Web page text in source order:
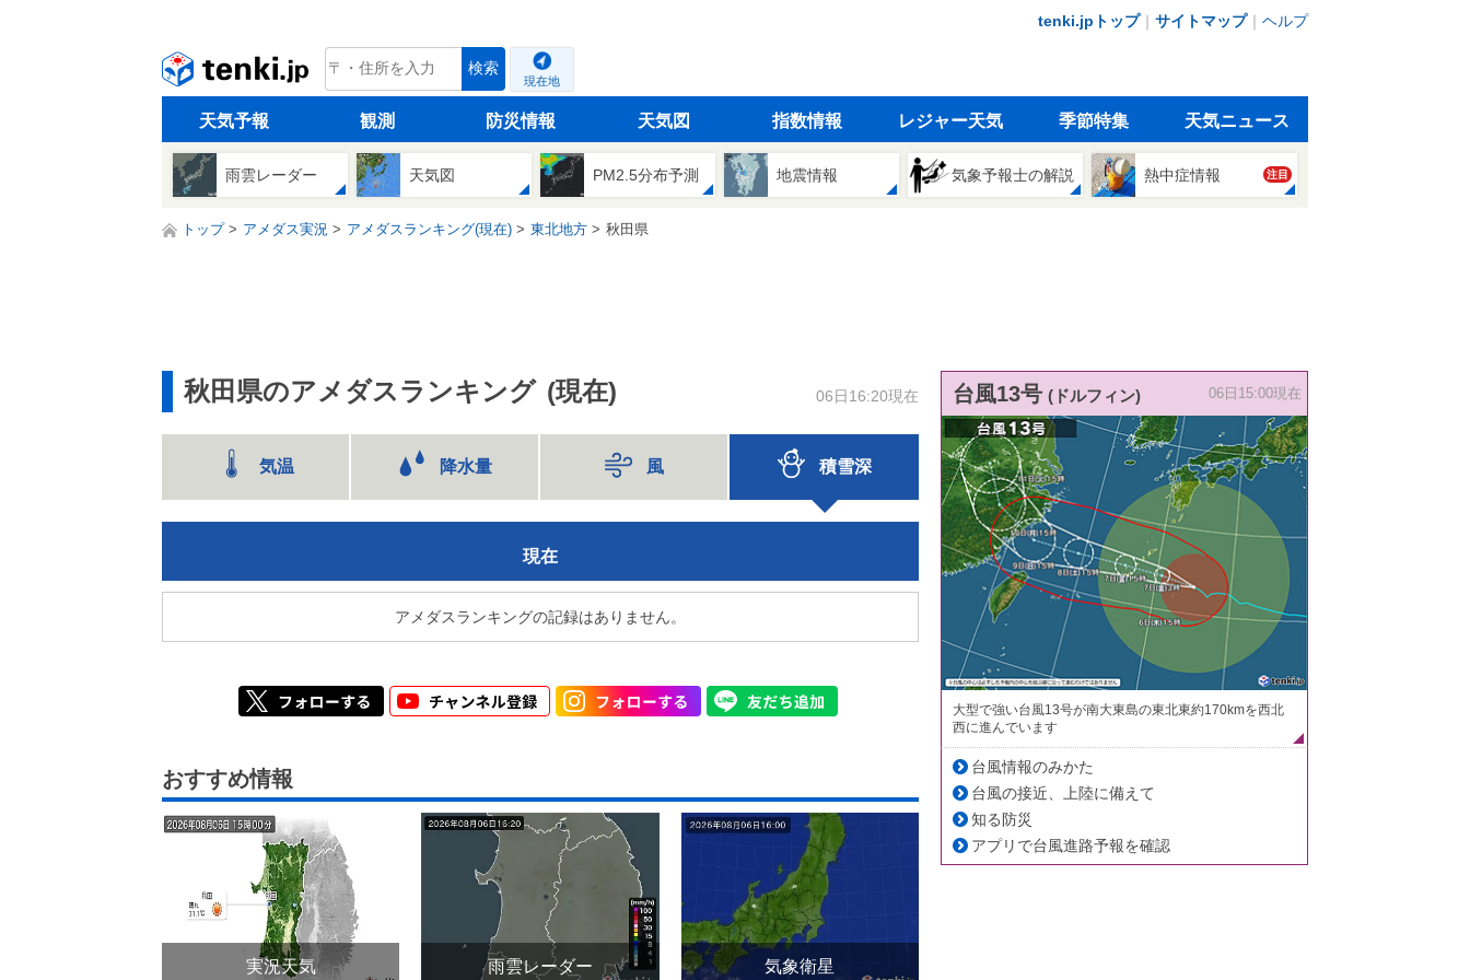
tenki.jpトップ｜ サイトマップ｜ ヘルプ
tenki.jp 検索
現在地
天気予報 観測 防災情報 天気図 指数情報 レジャー天気 季節特集 天気ニュース
雨雲レーダー 天気図 PM2.5分布予測 地震情報 気象予報士の解説 熱中症情報 注目
トップ アメダス実況 アメダスランキング(現在) 東北地方 秋田県
秋田県のアメダスランキング (現在) 06日16:20現在
気温 降水量 風 積雪深
現在
アメダスランキングの記録はありません。
おすすめ情報
実況天気 雨雲レーダー 気象衛星
台風13号 (ドルフィン) 06日15:00現在
大型で強い台風13号が南大東島の東北東約170kmを西北
西に進んでいます
台風情報のみかた
台風の接近、上陸に備えて
知る防災
アプリで台風進路予報を確認